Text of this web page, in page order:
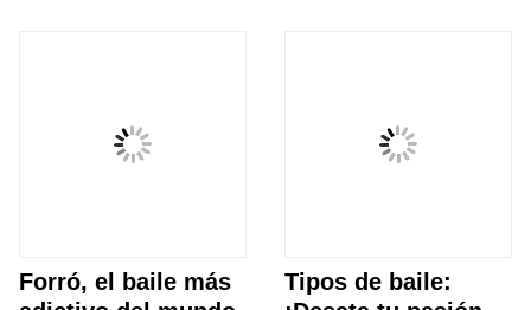
Forró, el baile más
Tipos de baile: